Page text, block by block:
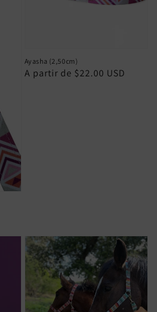
Ayasha (2,50cm)
Preço
A partir de $22.00 USD